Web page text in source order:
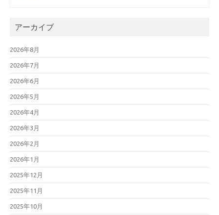
アーカイブ
2026年8月
2026年7月
2026年6月
2026年5月
2026年4月
2026年3月
2026年2月
2026年1月
2025年12月
2025年11月
2025年10月